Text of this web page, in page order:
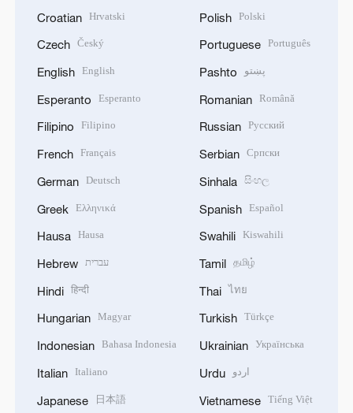
Croatian Hrvatski
Czech Český
English English
Esperanto Esperanto
Filipino Filipino
French Français
German Deutsch
Greek Ελληνικά
Hausa Hausa
Hebrew עברית
Hindi हिन्दी
Hungarian Magyar
Indonesian Bahasa Indonesia
Italian Italiano
Japanese 日本語
Polish Polski
Portuguese Português
Pashto پښتو
Romanian Română
Russian Русский
Serbian Српски
Sinhala සිංහල
Spanish Español
Swahili Kiswahili
Tamil தமிழ்
Thai ไทย
Turkish Türkçe
Ukrainian Українська
Urdu اردو
Vietnamese Tiếng Việt